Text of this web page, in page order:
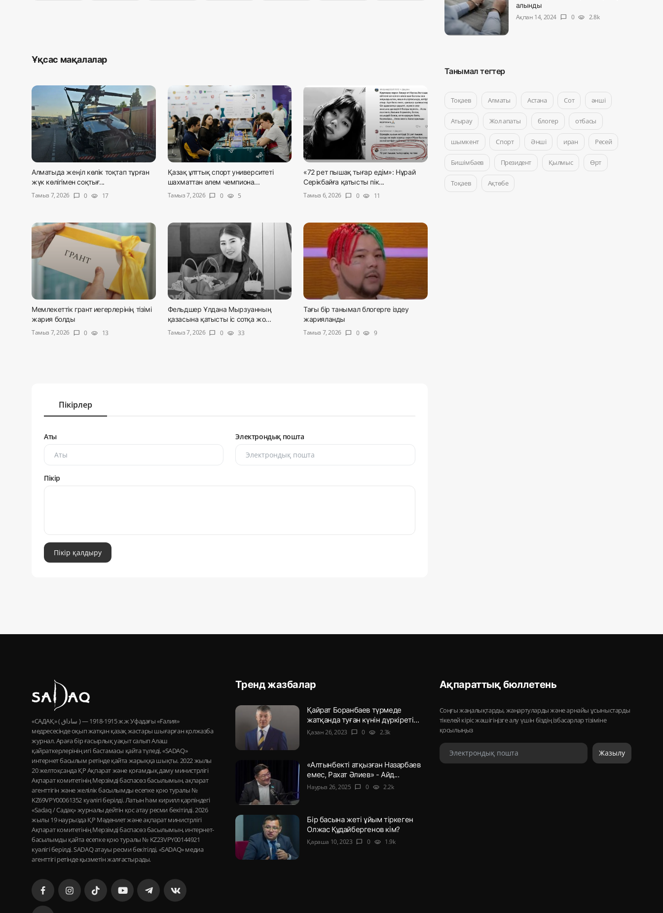
Ұқсас мақалалар
Алматыда жеңіл көлік тоқтап тұрған
жүк көлігімен соқтығ...
Тамыз 7, 2026
chat_bubble 0 visibility 17
Қазақ ұлттық спорт университеті
шахматтан әлем чемпиона...
Тамыз 7, 2026
chat_bubble 0 visibility 5
«72 рет пышақ тығар едім»: Нұрай
Серікбайға қатысты пік...
Тамыз 6, 2026
chat_bubble 0 visibility 11
Мемлекеттік грант иегерлерінің тізімі
жария болды
Тамыз 7, 2026 chat_bubble 0 visibility 13
Фельдшер Ұлдана Мырзуанның
қазасына қатысты іс сотқа жо...
Тамыз 7, 2026 chat_bubble 0 visibility 33
Тағы бір танымал блогерге іздеу
жарияланды
Тамыз 7, 2026 chat_bubble 0 visibility 9
Пікірлер
Аты Электрондық пошта
Пікір
Пікір қалдыру
алынды
Ақпан 14, 2024
chat_bubble 0 visibility 2.8k
Танымал тегтер
Тоқаев Алматы Астана Сот әнші
Атырау Жол апаты блогер отбасы
шымкент Спорт Әнші иран Ресей
Бишімбаев Президент Қылмыс Өрт
Тоқаев Ақтөбе
«САДАҚ» ( ساداق ) — 1915-1918 ж.ж Уфадағы «Ғалия»
медресесінде оқып жатқан қазақ жастары шығарған қолжазба
журнал. Араға бір ғасырлық уақыт салып Алаш
қайраткерлерінің игі бастамасы қайта түледі, «SADAQ»
интернет басылым ретінде қайта жарыққа шықты. 2022 жылы
20 желтоқсанда ҚР Ақпарат және қоғамдық даму министрлігі
Ақпарат комитетінің Мерзімді баспасөз басылымын, ақпарат
агенттігін және желілік басылымды есепке қою туралы №
KZ69VPY00061352 куәлігі берілді. Латын һәм кирилл қарпіндегі
«Sadaq / Садақ» журналы дейтін қос атау ресми бекітілді. 2026
жылы 19 наурызда ҚР Мәдениет және ақпарат министрлігі
Ақпарат комитетінің Мерзімді баспасөз басылымын, интернет-
басылымды қайта есепке қою туралы № KZ23VPY00144921
куәлігі берілді. SADAQ атауы ресми бекітілді, «SADAQ» медиа
агенттігі ретінде қызметін жалғастырады.
Тренд жазбалар
Қайрат Боранбаев түрмеде
жатқанда туған күнін дүркіреті...
Қазан 26, 2023 chat_bubble 0 visibility 2.3k
«Алтынбекті атқызған Назарбаев
емес, Рахат Әлиев» - Айд...
Наурыз 26, 2025 chat_bubble 0 visibility 2.2k
Бір басына жеті ұйым тіркеген
Олжас Құдайбергенов кім?
Қараша 10, 2023 chat_bubble 0 visibility 1.9k
Ақпараттық бюллетень
Соңғы жаңалықтарды, жаңартуларды және арнайы ұсыныстарды
тікелей кіріс жәшігіңізге алу үшін біздің ізбасарлар тізіміне
қосылыңыз
Жазылу